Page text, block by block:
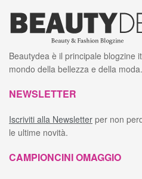
Beautydea è il principale blogzine
mondo della bellezza e della moda.
NEWSLETTER
Iscriviti alla Newsletter per non
le ultime novità.
CAMPIONCINI OMAGGIO